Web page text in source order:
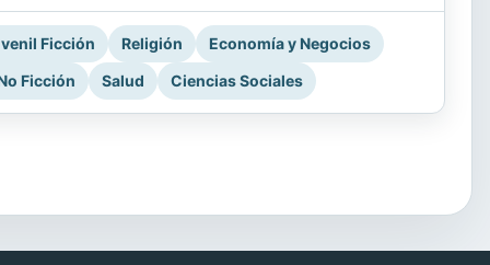
Ficción Religión
Economía y Negocios
Ficción
Salud Ciencias Sociales